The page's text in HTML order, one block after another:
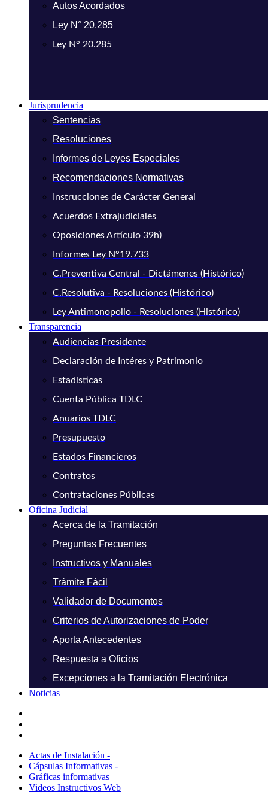
Autos Acordados
Ley N° 20.285
Ley N° 20.285
Jurisprudencia
Sentencias
Resoluciones
Informes de Leyes Especiales
Recomendaciones Normativas
Instrucciones de Carácter General
Acuerdos Extrajudiciales
Oposiciones Artículo 39h)
Informes Ley N°19.733
C.Preventiva Central - Dictámenes (Histórico)
C.Resolutiva - Resoluciones (Histórico)
Ley Antimonopolio - Resoluciones (Histórico)
Transparencia
Audiencias Presidente
Declaración de Intéres y Patrimonio
Estadísticas
Cuenta Pública TDLC
Anuarios TDLC
Presupuesto
Estados Financieros
Contratos
Contrataciones Públicas
Oficina Judicial
Acerca de la Tramitación
Preguntas Frecuentes
Instructivos y Manuales
Trámite Fácil
Validador de Documentos
Criterios de Autorizaciones de Poder
Aporta Antecedentes
Respuesta a Oficios
Excepciones a la Tramitación Electrónica
Noticias
Actas de Instalación -
Cápsulas Informativas -
Gráficas informativas
Videos Instructivos Web